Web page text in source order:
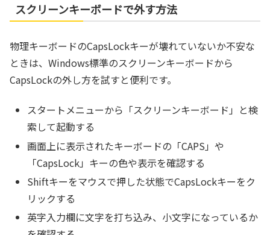
スクリーンキーボードで外す方法
物理キーボードのCapsLockキーが壊れていないか不安な
ときは、Windows標準のスクリーンキーボードから
CapsLockの外し方を試すと便利です。
スタートメニューから「スクリーンキーボード」と検
索して起動する
画面上に表示されたキーボードの「CAPS」や
「CapsLock」キーの色や表示を確認する
Shiftキーをマウスで押した状態でCapsLockキーをク
リックする
英字入力欄に文字を打ち込み、小文字になっているか